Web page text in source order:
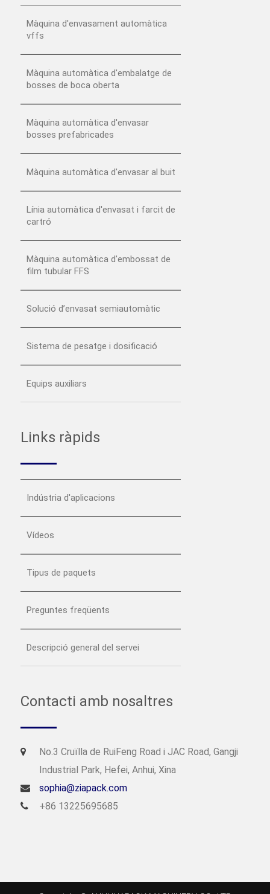
Màquina d'envasament automàtica
vffs
Màquina automàtica d'embalatge de
bosses de boca oberta
Màquina automàtica d'envasar
bosses prefabricades
Màquina automàtica d'envasar al buit
Línia automàtica d'envasat i farcit de
cartró
Màquina automàtica d'embossat de
film tubular FFS
Solució d’envasat semiautomàtic
Sistema de pesatge i dosificació
Equips auxiliars
Links ràpids
Indústria d'aplicacions
Vídeos
Tipus de paquets
Preguntes freqüents
Descripció general del servei
Contacti amb nosaltres
No.3 Cruïlla de RuiFeng Road i JAC Road, Gangji
Industrial Park, Hefei, Anhui, Xina
sophia@ziapack.com
+86 13225695685